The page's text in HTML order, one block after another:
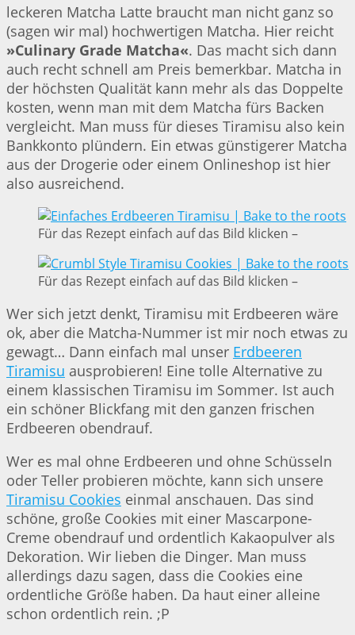
leckeren Matcha Latte braucht man nicht ganz so
(sagen wir mal) hochwertigen Matcha. Hier reicht
»Culinary Grade Matcha«. Das macht sich dann
auch recht schnell am Preis bemerkbar. Matcha in
der höchsten Qualität kann mehr als das Doppelte
kosten, wenn man mit dem Matcha fürs Backen
vergleicht. Man muss für dieses Tiramisu also kein
Bankkonto plündern. Ein etwas günstigerer Matcha
aus der Drogerie oder einem Onlineshop ist hier
also ausreichend.
Für das Rezept einfach auf das Bild klicken –
Für das Rezept einfach auf das Bild klicken –
Wer sich jetzt denkt, Tiramisu mit Erdbeeren wäre
ok, aber die Matcha-Nummer ist mir noch etwas zu
gewagt… Dann einfach mal unser Erdbeeren
Tiramisu ausprobieren! Eine tolle Alternative zu
einem klassischen Tiramisu im Sommer. Ist auch
ein schöner Blickfang mit den ganzen frischen
Erdbeeren obendrauf.
Wer es mal ohne Erdbeeren und ohne Schüsseln
oder Teller probieren möchte, kann sich unsere
Tiramisu Cookies einmal anschauen. Das sind
schöne, große Cookies mit einer Mascarpone-
Creme obendrauf und ordentlich Kakaopulver als
Dekoration. Wir lieben die Dinger. Man muss
allerdings dazu sagen, dass die Cookies eine
ordentliche Größe haben. Da haut einer alleine
schon ordentlich rein. ;P